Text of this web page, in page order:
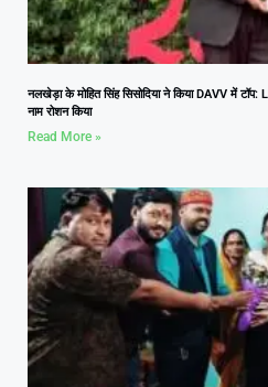
नलखेड़ा के मोहित सिंह सिसोदिया ने किया DAVV में टॉप:
नाम रोशन किया
Read More »